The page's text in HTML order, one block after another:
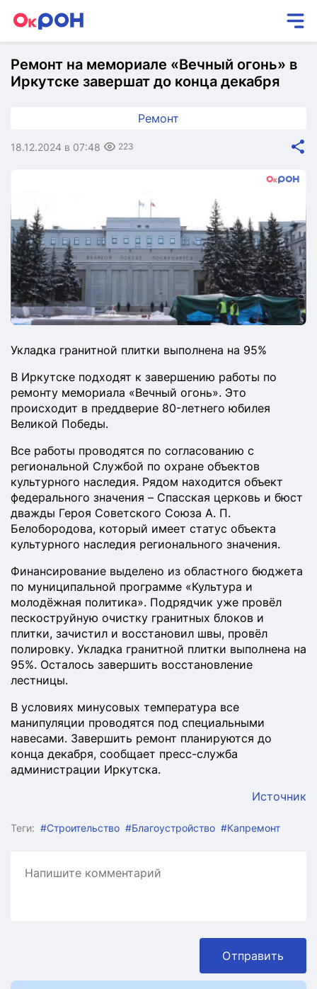
Ремонт на мемориале «Вечный огонь» в
Иркутске завершат до конца декабря
Ремонт
18.12.2024 в 07:48 223
Укладка гранитной плитки выполнена на 95%
В Иркутске подходят к завершению работы по
ремонту мемориала «Вечный огонь». Это
происходит в преддверие 80-летнего юбилея
Великой Победы.
Все работы проводятся по согласованию с
региональной Службой по охране объектов
культурного наследия. Рядом находится объект
федерального значения – Спасская церковь и бюст
дважды Героя Советского Союза А. П.
Белобородова, который имеет статус объекта
культурного наследия регионального значения.
Финансирование выделено из областного бюджета
по муниципальной программе «Культура и
молодёжная политика». Подрядчик уже провёл
пескоструйную очистку гранитных блоков и
плитки, зачистил и восстановил швы, провёл
полировку. Укладка гранитной плитки выполнена на
95%. Осталось завершить восстановление
лестницы.
В условиях минусовых температура все
манипуляции проводятся под специальными
навесами. Завершить ремонт планируются до
конца декабря, сообщает пресс-служба
администрации Иркутска.
Источник
Теги: #Строительство #Благоустройство #Капремонт
Отправить